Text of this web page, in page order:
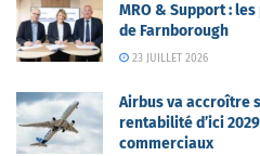
MRO & Support :
de Farnborough
23 JUILLET 2026
Airbus va accroître
rentabilité d’ici
commerciaux